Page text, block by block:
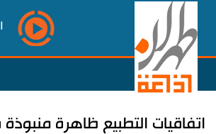
اتفاقيات التطبيع ظاهرة